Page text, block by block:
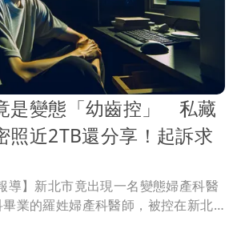
是變態「幼齒控」 私藏
照近2TB還分享！起訴求
導】新北市竟出現一名變態婦產科醫
業的羅姓婦產科醫師，被控在新北
院看診期間，被檢警意外查出持有